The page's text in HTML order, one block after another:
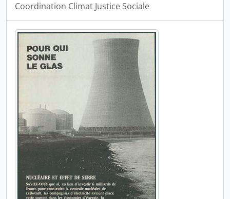
Coordination Climat Justice Sociale